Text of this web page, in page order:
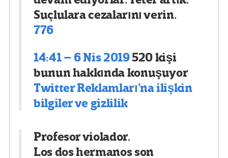
Suçlulara cezalarını verin.
776
14:41 – 6 Nis 2019520 kişi
bunun hakkında konuşuyor
Twitter Reklamları’na ilişkin
bilgiler ve gizlilik
Profesor violador.
Los dos hermanos son